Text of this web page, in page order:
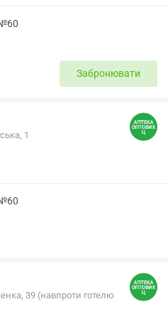
Забронювати
1
39 (навпроти готелю